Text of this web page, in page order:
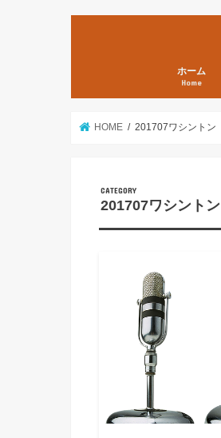
ホーム
Home
HOME 201707ワシントン
201707ワシントン